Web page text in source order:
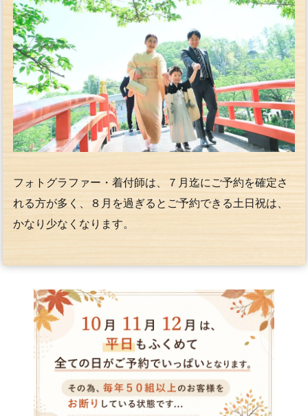
フォトグラファー・着付師は、７月迄にご予約を確定さ
れる方が多く、８月を過ぎるとご予約できる土日祝は、
かなり少なくなります。